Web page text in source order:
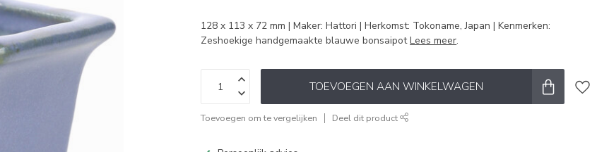
128 x 113 x 72 mm | Maker: Hattori | Herkomst: Tokoname, Japan | Kenmerken:
Zeshoekige handgemaakte blauwe bonsaipotLees meer.
TOEVOEGEN AAN WINKELWAGEN
Toevoegen om te vergelijken Deel dit product